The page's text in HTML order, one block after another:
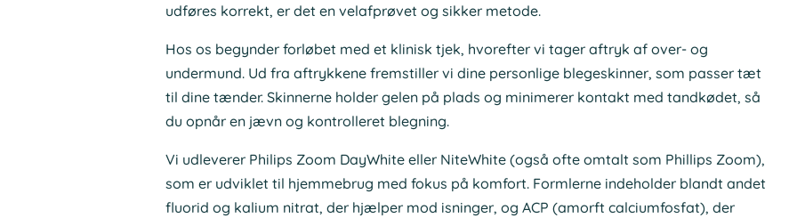
udføres korrekt, er det en velafprøvet og sikker metode.
Hos os begynder forløbet med et klinisk tjek, hvorefter vi tager aftryk af over- og
undermund. Ud fra aftrykkene fremstiller vi dine personlige blegeskinner, som passer tæt
til dine tænder. Skinnerne holder gelen på plads og minimerer kontakt med tandkødet, så
du opnår en jævn og kontrolleret blegning.
Vi udleverer Philips Zoom DayWhite eller NiteWhite (også ofte omtalt som Phillips Zoom),
som er udviklet til hjemmebrug med fokus på komfort. Formlerne indeholder blandt andet
fluorid og kalium nitrat, der hjælper mod isninger, og ACP (amorft calciumfosfat), der